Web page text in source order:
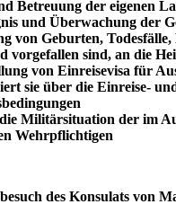
Betreuung der eigenen
und Überwachung der
von Geburten,
vorgefallen sind, an die
von Einreisevisa für
sie über die Einreise-
Militärsituation der im
Wehrpflichtigen
des Konsulats von